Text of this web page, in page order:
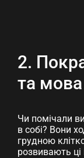
2.
та мова
Чи помічали
в собі? Вони
грудною
розвивають